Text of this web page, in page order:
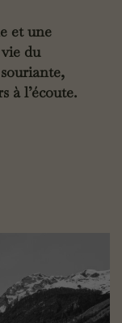
et une
du
à l’écoute.